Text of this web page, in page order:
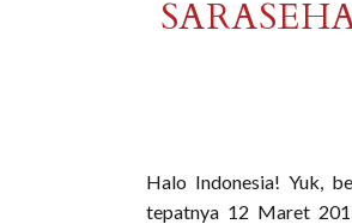
Halo Indonesia! Yuk,
tepatnya 12 Maret